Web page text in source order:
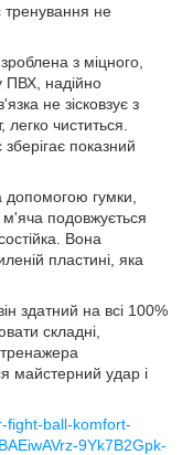
не
з міцного,
ПВХ, надійно
не зісковзує з
чиститься.
показний
допомогою гумки,
подовжується
Вона
пластині, яка
здатний на всі 100%
складні,
майстерний удар і
fight-ball-komfort-
9Yk7B2Gpk-